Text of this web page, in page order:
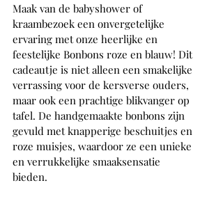
Maak van de babyshower of
kraambezoek een onvergetelijke
ervaring met onze heerlijke en
feestelijke Bonbons roze en blauw! Dit
cadeautje is niet alleen een smakelijke
verrassing voor de kersverse ouders,
maar ook een prachtige blikvanger op
tafel. De handgemaakte bonbons zijn
gevuld met knapperige beschuitjes en
roze muisjes, waardoor ze een unieke
en verrukkelijke smaaksensatie
bieden.